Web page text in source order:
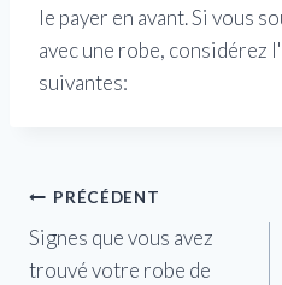
le payer en avant. Si vous
avec une robe, considérez
suivantes:
Navigation
de
PRÉCÉDENT
Signes que vous avez
trouvé votre robe de